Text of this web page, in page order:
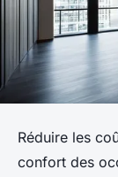
Réduire les
confort des